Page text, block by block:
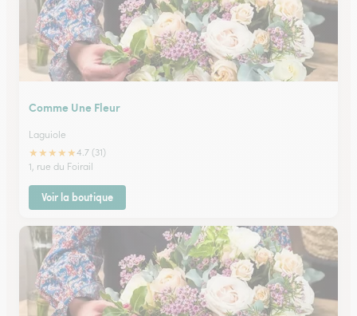
Comme Une Fleur
Laguiole
★★★★★4.7 (31)
1, rue du Foirail
Voir la boutique